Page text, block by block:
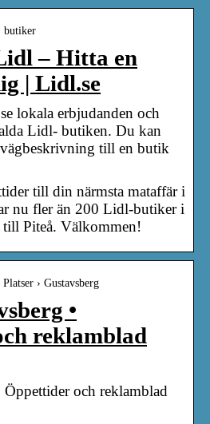
butiker
– Hitta en
| Lidl.se
lokala erbjudanden och
Lidl- butiken. Du kan
till en butik
till din närmsta mataffär i
nu fler än 200 Lidl-butiker i
Piteå. Välkommen!
› Gustavsberg
•
reklamblad
och reklamblad